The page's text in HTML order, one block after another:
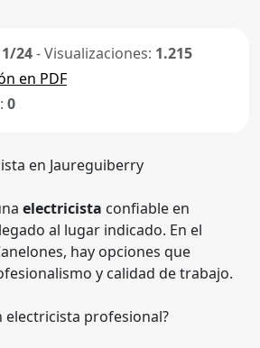
24- Visualizaciones: 1.215
en PDF
0
en Jaureguiberry
electricista confiable en
al lugar indicado. En el
hay opciones que
y calidad de trabajo.
electricista profesional?